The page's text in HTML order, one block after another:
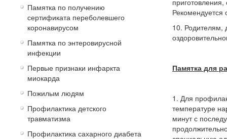
Памятка по получению
сертификата переболевшего
коронавирусом
Памятка по энтеровирусной
инфекции
Первые признаки инфаркта
миокарда
Пожилым людям
Профилактика детского
травматизма
Профилактика сахарного диабета
Рекомендуется
10. Родителям,
Памятка для
1. Для
температуре
минут с